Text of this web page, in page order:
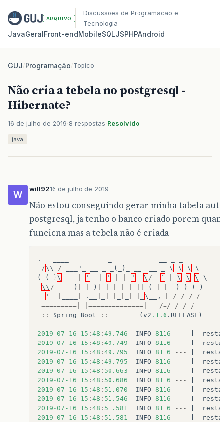
ARQUIVO
Discussoes de Programacao e
Tecnologia
JavaGeralFront‑endMobileSQLJSPHPAndroid
GUJ/Programação/Topico
Não cria a tebela no postgresql -
Hibernate?
16 de julho de 2019 8 respostas Resolvido
java
W
will9216 de julho de 2019
Não estou conseguindo gerar minha tabela
postgresql, ja tenho o banco criado porem
funciona mas a tebela não é criada
.
/\\ / ' ( ) \ \ \
(
( ) \ ' ' ' \ / ` \ \ \
\\ / ) ) ( ) ) )
)
'
. \ , / / /
/
=========|
|==============| /=/ / /
/
::
Spring Boot :: ( v2 .1.6 . RELEASE )
2019 -07 -16 15 : 48 : 49.746 INFO 8116 ---
2019 -07 -16 15 : 48 : 49.749 INFO 8116 ---
2019 -07 -16 15 : 48 : 49.795 INFO 8116 ---
2019 -07 -16 15 : 48 : 49.795 INFO 8116 ---
2019 -07 -16 15 : 48 : 50.663 INFO 8116 ---
2019 -07 -16 15 : 48 : 50.686 INFO 8116 ---
2019 -07 -16 15 : 48 : 51.070 INFO 8116 ---
2019 -07 -16 15 : 48 : 51.546 INFO 8116 ---
2019 -07 -16 15 : 48 : 51.581 INFO 8116 ---
2019 -07 -16 15 : 48 : 51.581 INFO 8116 ---